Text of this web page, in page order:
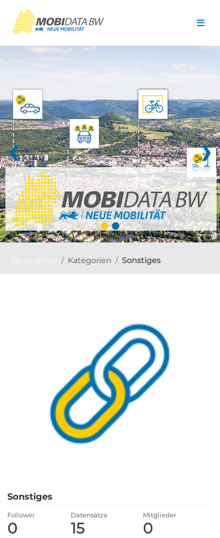
❮ ❯
Kategorien Sonstiges
Sonstiges
Follower
0
Datensätze
15
Mitglieder
0